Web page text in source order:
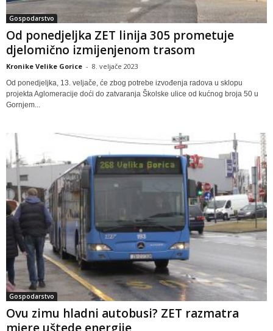
Gospodarstvo
Od ponedjeljka ZET linija 305 prometuje
djelomično izmijenjenom trasom
Kronike Velike Gorice - 8. veljače 2023
Od ponedjeljka, 13. veljače, će zbog potrebe izvođenja radova u sklopu
projekta Aglomeracije doći do zatvaranja Školske ulice od kućnog broja 50 u
Gornjem...
Gospodarstvo
Ovu zimu hladni autobusi? ZET razmatra